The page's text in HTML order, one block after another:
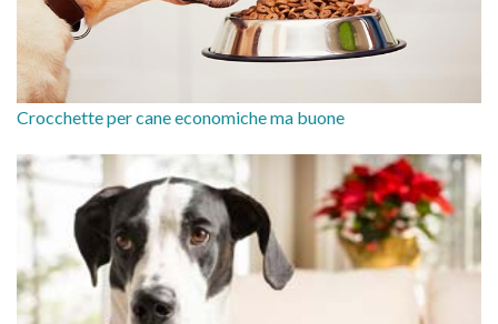
Crocchette per cane economiche ma buone